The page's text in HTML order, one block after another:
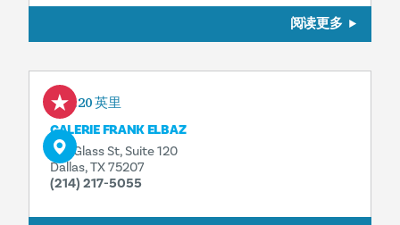
阅读更多
0.20 英里
GALERIE FRANK ELBAZ
136 Glass St, Suite 120
Dallas, TX 75207
(214) 217-5055